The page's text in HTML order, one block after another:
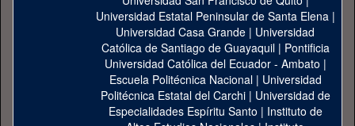
Universidad Estatal Peninsular de Santa Elena|
Universidad Casa Grande | Universidad
Católica de Santiago de Guayaquil| Pontificia
Universidad Católica del Ecuador - Ambato |
Escuela Politécnica Nacional| Universidad
Politécnica Estatal del Carchi| Universidad de
Especialidades Espíritu Santo | Instituto de